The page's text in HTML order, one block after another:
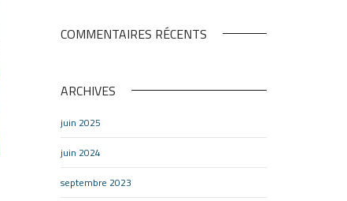
COMMENTAIRES RÉCENTS
ARCHIVES
juin 2025
juin 2024
septembre 2023